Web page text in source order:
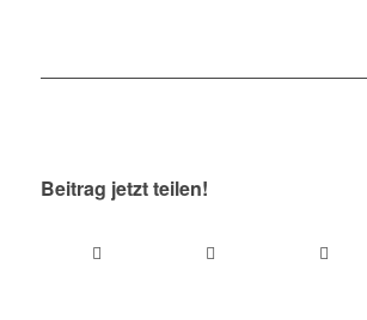
Beitrag jetzt teilen!